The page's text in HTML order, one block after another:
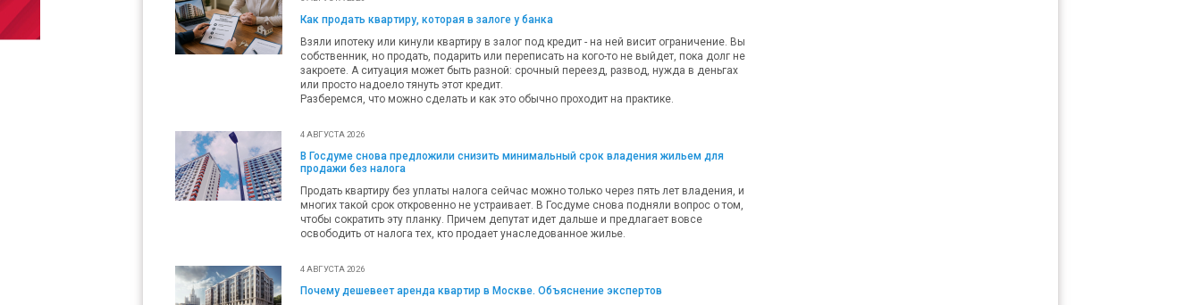
Как продать квартиру, которая в залоге у банка
Взяли ипотеку или кинули квартиру в залог под кредит - на ней висит ограничение. Вы
собственник, но продать, подарить или переписать на кого-то не выйдет, пока долг не
закроете. А ситуация может быть разной: срочный переезд, развод, нужда в деньгах
или просто надоело тянуть этот кредит.
Разберемся, что можно сделать и как это обычно проходит на практике.
4 АВГУСТА 2026
В Госдуме снова предложили снизить минимальный срок владения жильем для
продажи без налога
Продать квартиру без уплаты налога сейчас можно только через пять лет владения, и
многих такой срок откровенно не устраивает. В Госдуме снова подняли вопрос о том,
чтобы сократить эту планку. Причем депутат идет дальше и предлагает вовсе
освободить от налога тех, кто продает унаследованное жилье.
4 АВГУСТА 2026
Почему дешевеет аренда квартир в Москве. Объяснение экспертов